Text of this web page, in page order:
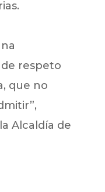
respeto
que no
Alcaldía de